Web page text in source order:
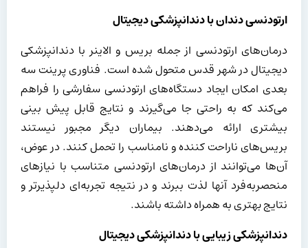
ارتودنسی دندان با دندانپزشکی دیجیتال
درمان‌های ارتودنسی از جمله بریس و الاینر با دندانپزشکی
دیجیتال در شهر قدس متحول شده است. فناوری پرینت سه
بعدی امکان ایجاد دستگاه‌های ارتودنسی سفارشی را فراهم
می‌کند که به راحتی جا می‌گیرند و نتایج قابل پیش بینی
بیشتری ارائه می‌دهند. بیماران دیگر مجبور نیستند
بریس‌های ناراحت کننده و نامناسب را تحمل کنند. در عوض،
آن‌ها می‌توانند از درمان‌های ارتودنسی متناسب با نیازهای
منحصربه‌فرد آنها لذت ببرند و در نتیجه تجربه‌ای دلپذیرتر و
نتایج بهتری به همراه داشته باشند.
دندانپزشکی زیبایی با دندانپزشکی دیجیتال